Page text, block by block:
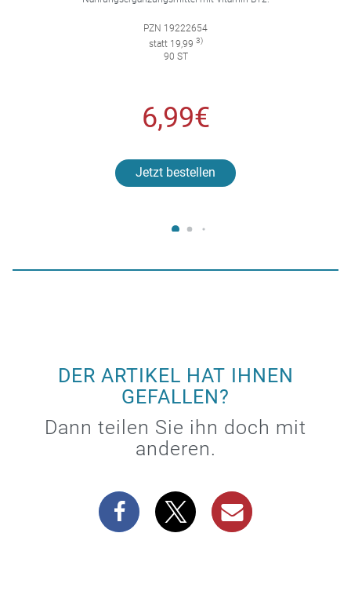
PZN 19222654
statt 19,99 3)
90 ST
6,99€
Jetzt bestellen
DER ARTIKEL HAT IHNEN
GEFALLEN?
Dann teilen Sie ihn doch mit
anderen.